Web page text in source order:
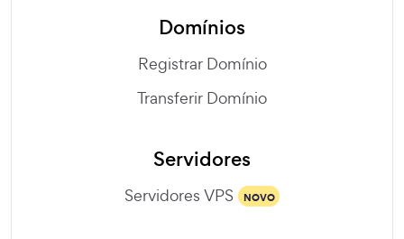
Domínios
Registrar Domínio
Transferir Domínio
Servidores
Servidores VPS NOVO